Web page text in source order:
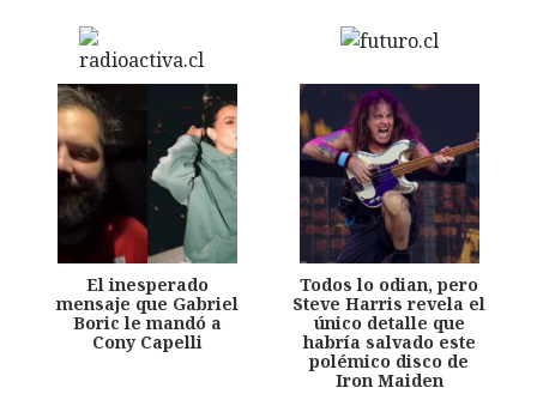
El inesperado
mensaje que Gabriel
Boric le mandó a
Cony Capelli
Todos lo odian, pero
Steve Harris revela el
único detalle que
habría salvado este
polémico disco de
Iron Maiden